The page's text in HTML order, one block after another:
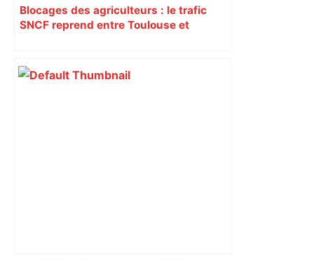
Blocages des agriculteurs : le trafic
SNCF reprend entre Toulouse et